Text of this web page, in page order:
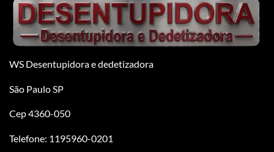
WS Desentupidora e dedetizadora
São Paulo SP
Cep 4360-050
Telefone: 1195960-0201